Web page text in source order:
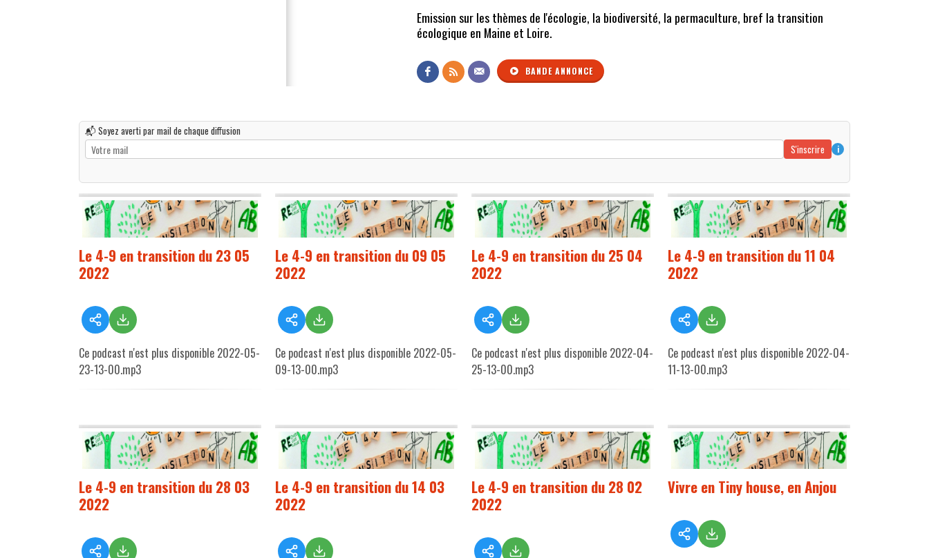
Emission sur les thèmes de l'écologie, la biodiversité, la permaculture, bref la transition
écologique en Maine et Loire.
BANDE ANNONCE
📬 Soyez averti par mail de chaque diffusion
S'inscrire
i
Le 4-9 en transition du 23 05
2022
Ce podcast n'est plus disponible 2022-05-
23-13-00.mp3
Le 4-9 en transition du 09 05
2022
Ce podcast n'est plus disponible 2022-05-
09-13-00.mp3
Le 4-9 en transition du 25 04
2022
Ce podcast n'est plus disponible 2022-04-
25-13-00.mp3
Le 4-9 en transition du 11 04
2022
Ce podcast n'est plus disponible 2022-04-
11-13-00.mp3
Le 4-9 en transition du 28 03
2022
Le 4-9 en transition du 14 03
2022
Le 4-9 en transition du 28 02
2022
Vivre en Tiny house, en Anjou